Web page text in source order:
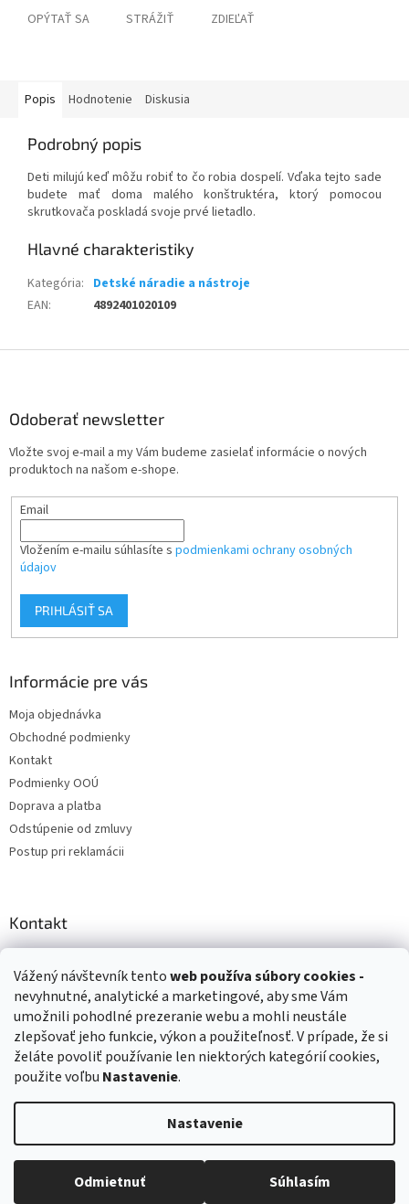
Vážený návštevník tentoweb používasúbory cookies -
nevyhnutné, analytické a marketingové, aby sme Vám
umožnili pohodlné prezeranie webu a mohli neustále
zlepšovať jeho funkcie, výkon a použiteľnosť. V prípade, že si
želáte povoliť používanie len niektorých kategórií cookies,
použite voľbu Nastavenie.
Nastavenie
Odmietnuť Súhlasím
OPÝTAŤ SA STRÁŽIŤ ZDIEĽAŤ
Popis Hodnotenie Diskusia
Podrobný popis
Deti milujú keď môžu robiť to čo robia dospelí. Vďaka tejto sade
budete mať doma malého konštruktéra, ktorý pomocou
skrutkovača poskladá svoje prvé lietadlo.
Kategória: Detské náradie a nástroje
EAN: 4892401020109
Odoberať newsletter
Vložte svoj e-mail a my Vám budeme zasielať informácie o nových
produktoch na našom e-shope.
Email
Vložením e-mailu súhlasíte s podmienkami ochrany osobných
údajov
PRIHLÁSIŤ SA
Informácie pre vás
Moja objednávka
Obchodné podmienky
Kontakt
Podmienky OOÚ
Doprava a platba
Odstúpenie od zmluvy
Postup pri reklamácii
Kontakt
+421 903 144 673
Copyright 2026ZuziHračky.sk. Všetky práva vyhradené.Upraviť
nastavenie cookies